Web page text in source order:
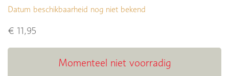
Datum beschikbaarheid nog niet bekend
€ 11,95
Momenteel niet voorradig